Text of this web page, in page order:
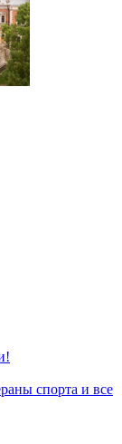
спорта и все